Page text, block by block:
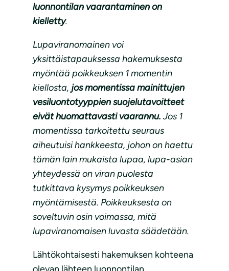
luonnontilan vaarantaminen on
kielletty.
Lupaviranomainen voi
yksittäistapauksessa hakemuksesta
myöntää poikkeuksen 1 momentin
kiellosta, jos momentissa mainittujen
vesiluontotyyppien suojelutavoitteet
eivät huomattavasti vaarannu. Jos 1
momentissa tarkoitettu seuraus
aiheutuisi hankkeesta, johon on haettu
tämän lain mukaista lupaa, lupa-asian
yhteydessä on viran puolesta
tutkittava kysymys poikkeuksen
myöntämisestä. Poikkeuksesta on
soveltuvin osin voimassa, mitä
lupaviranomaisen luvasta säädetään.
Lähtökohtaisesti hakemuksen kohteena